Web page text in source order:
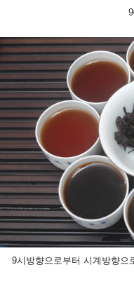
9시방향으로부터 시계방향으